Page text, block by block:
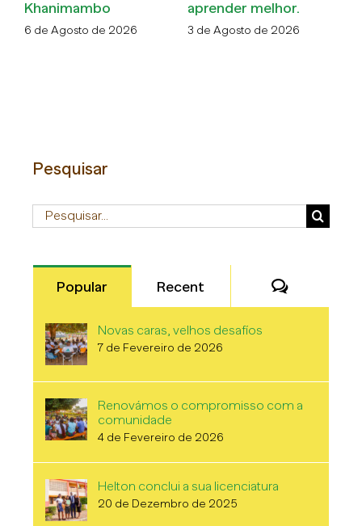
Khanimambo
6 de Agosto de 2026
aprender melhor.
3 de Agosto de 2026
Pesquisar
Pesquisar
Popular Recent
Novas caras, velhos desafíos
7 de Fevereiro de 2026
Renovámos o compromisso com a
comunidade
4 de Fevereiro de 2026
Helton conclui a sua licenciatura
20 de Dezembro de 2025